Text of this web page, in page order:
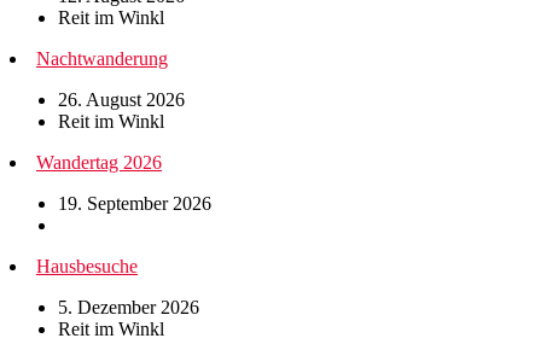
Reit im Winkl
Nachtwanderung
26. August 2026
Reit im Winkl
Wandertag 2026
19. September 2026
Hausbesuche
5. Dezember 2026
Reit im Winkl